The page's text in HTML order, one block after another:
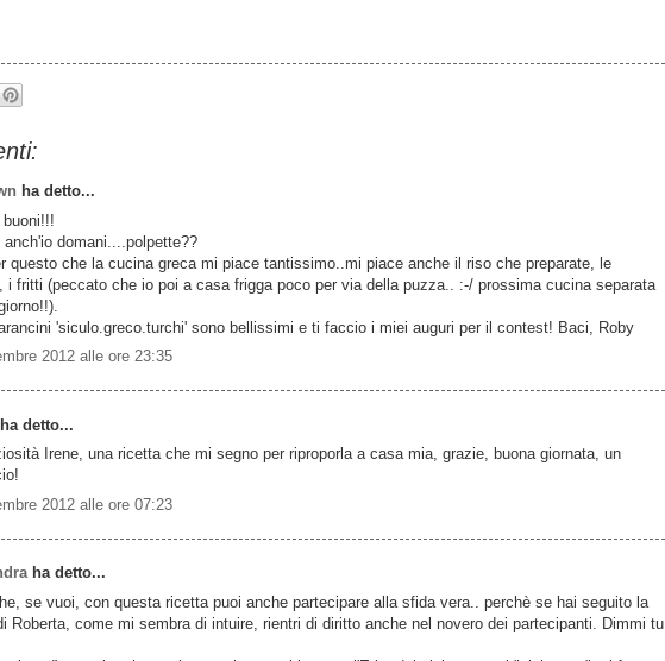
ha detto...
domani....polpette??
questo che la cucina greca mi piace tantissimo..mi piace anche il riso che preparate, le
i fritti (peccato che io poi a casa frigga poco per via della puzza.. :-/ prossima cucina separata
'siculo.greco.turchi' sono bellissimi e ti faccio i miei auguri per il contest! Baci, Roby
2012 alle ore 23:35
ha detto...
Irene, una ricetta che mi segno per riproporla a casa mia, grazie, buona giornata, un
2012 alle ore 07:23
ha detto...
se vuoi, con questa ricetta puoi anche partecipare alla sfida vera.. perchè se hai seguito la
Roberta, come mi sembra di intuire, rientri di diritto anche nel novero dei partecipanti. Dimmi tu